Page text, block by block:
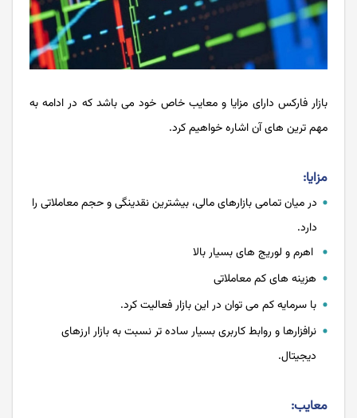
بازار فارکس دارای مزایا و معایب خاص خود می باشد که در ادامه به
مهم ترین های آن اشاره خواهیم کرد.
مزایا:
در میان تمامی بازارهای مالی، بیشترین نقدینگی و حجم معاملاتی را
دارد.
اهرم و لوریج های بسیار بالا
هزینه های کم معاملاتی
با سرمایه کم می توان در این بازار فعالیت کرد.
نرافزارها و روابط کاربری بسیار ساده تر نسبت به بازار ارزهای
دیجیتال.
معایب: